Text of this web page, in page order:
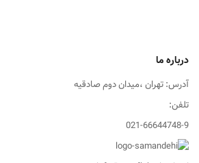
درباره ما
آدرس: تهران ،میدان دوم صادقیه
تلفن:
021-66644748-9